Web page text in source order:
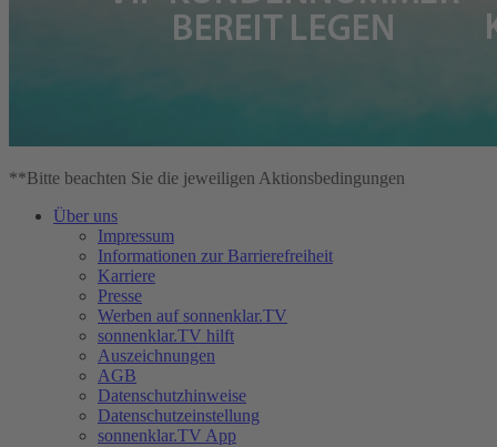
**Bitte beachten Sie die jeweiligen Aktionsbedingungen
Über uns
Impressum
Informationen zur Barrierefreiheit
Karriere
Presse
Werben auf sonnenklar.TV
sonnenklar.TV hilft
Auszeichnungen
AGB
Datenschutzhinweise
Datenschutzeinstellung
sonnenklar.TV App